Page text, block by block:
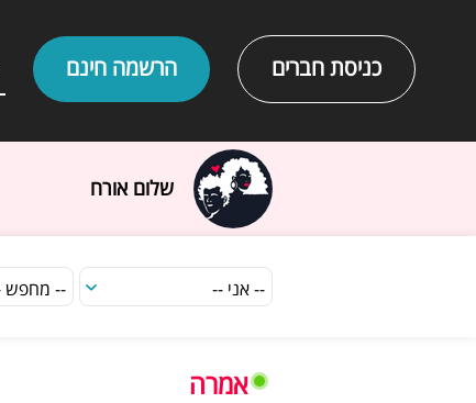
כניסת חברים הרשמה חינם
שלום אורח
אמרה